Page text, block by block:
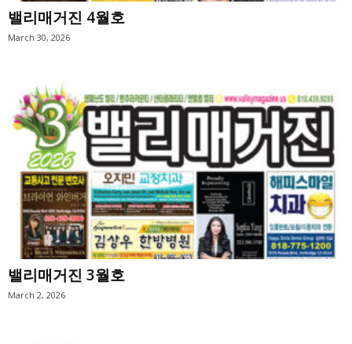
밸리매거진 4월호
March 30, 2026
밸리매거진 3월호
March 2, 2026